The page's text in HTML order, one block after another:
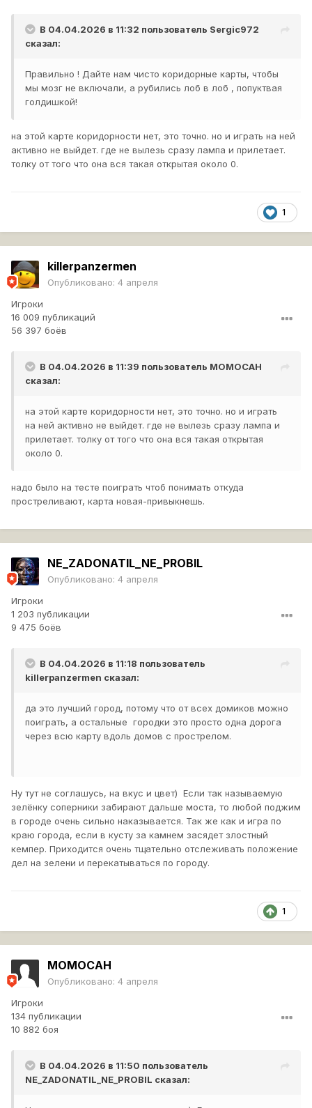
В 04.04.2026 в 11:32 пользователь Sergic972
сказал:
Правильно ! Дайте нам чисто коридорные карты, чтобы
мы мозг не включали, а рубились лоб в лоб , попуктвая
голдишкой!
на этой карте коридорности нет, это точно. но и играть на ней
активно не выйдет. где не вылезь сразу лампа и прилетает.
толку от того что она вся такая открытая около 0.
1
killerpanzermen
Опубликовано: 4 апреля
Игроки
16 009 публикаций
56 397 боёв
В 04.04.2026 в 11:39 пользователь MOMOCAH
сказал:
на этой карте коридорности нет, это точно. но и играть
на ней активно не выйдет. где не вылезь сразу лампа и
прилетает. толку от того что она вся такая открытая
около 0.
надо было на тесте поиграть чтоб понимать откуда
простреливают, карта новая-привыкнешь.
NE_ZADONATIL_NE_PROBIL
Опубликовано: 4 апреля
Игроки
1 203 публикации
9 475 боёв
В 04.04.2026 в 11:18 пользователь
killerpanzermen сказал:
да это лучший город, потому что от всех домиков можно
поиграть, а остальные городки это просто одна дорога
через всю карту вдоль домов с прострелом.
Ну тут не соглашусь, на вкус и цвет) Если так называемую
зелёнку соперники забирают дальше моста, то любой поджим
в городе очень сильно наказывается. Так же как и игра по
краю города, если в кусту за камнем засядет злостный
кемпер. Приходится очень тщательно отслеживать положение
дел на зелени и перекатываться по городу.
1
MOMOCAH
Опубликовано: 4 апреля
Игроки
134 публикации
10 882 боя
В 04.04.2026 в 11:50 пользователь
NE_ZADONATIL_NE_PROBIL сказал: